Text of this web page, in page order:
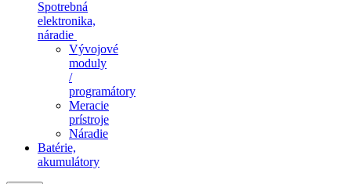
Spotrebná
elektronika,
náradie
Vývojové
moduly
/
programátory
Meracie
prístroje
Náradie
Batérie,
akumulátory